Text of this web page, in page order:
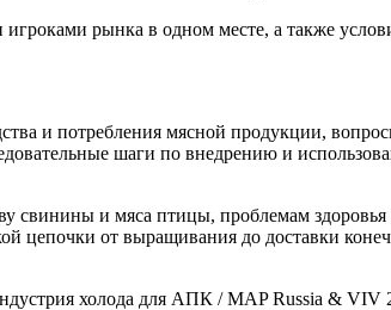
рынка в одном месте, а также
и потребления мясной продукции,
шаги по внедрению и
свинины и мяса птицы, проблемам
цепочки от выращивания до доставки
холода для АПК / MAP Russia & VIV